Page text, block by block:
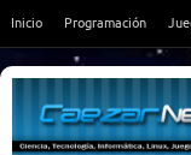
contenido
Inicio Programación